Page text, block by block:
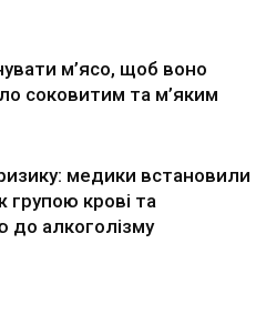
м’ясо, щоб воно
соковитим та м’яким
медики встановили
групою крові та
до алкоголізму